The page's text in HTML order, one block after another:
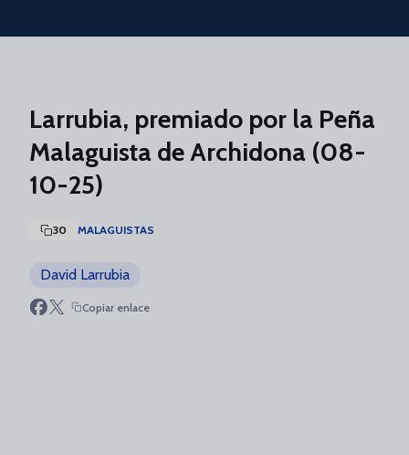
Skip to main content
Larrubia, premiado por la Peña
Malaguista de Archidona (08-
10-25)
30 MALAGUISTAS
David Larrubia
Copiar enlace